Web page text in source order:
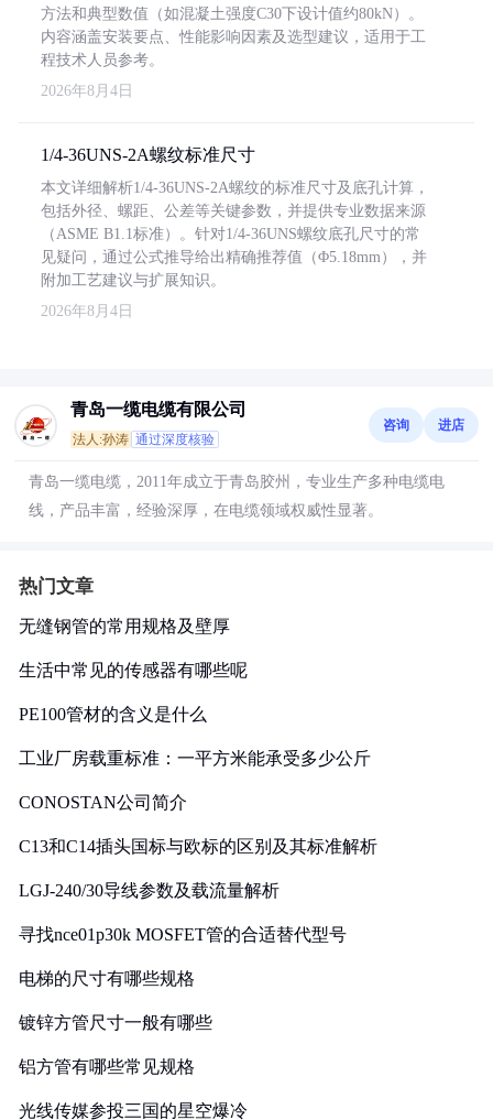
方法和典型数值（如混凝土强度C30下设计值约80kN）。
内容涵盖安装要点、性能影响因素及选型建议，适用于工
程技术人员参考。
2026年8月4日
1/4-36UNS-2A螺纹标准尺寸
本文详细解析1/4-36UNS-2A螺纹的标准尺寸及底孔计算，
包括外径、螺距、公差等关键参数，并提供专业数据来源
（ASME B1.1标准）。针对1/4-36UNS螺纹底孔尺寸的常
见疑问，通过公式推导给出精确推荐值（Φ5.18mm），并
附加工艺建议与扩展知识。
2026年8月4日
青岛一缆电缆有限公司
法人:孙涛 通过深度核验
咨询 进店
青岛一缆电缆，2011年成立于青岛胶州，专业生产多种电缆电
线，产品丰富，经验深厚，在电缆领域权威性显著。
热门文章
无缝钢管的常用规格及壁厚
生活中常见的传感器有哪些呢
PE100管材的含义是什么
工业厂房载重标准：一平方米能承受多少公斤
CONOSTAN公司简介
C13和C14插头国标与欧标的区别及其标准解析
LGJ-240/30导线参数及载流量解析
寻找nce01p30k MOSFET管的合适替代型号
电梯的尺寸有哪些规格
镀锌方管尺寸一般有哪些
铝方管有哪些常见规格
光线传媒参投三国的星空爆冷